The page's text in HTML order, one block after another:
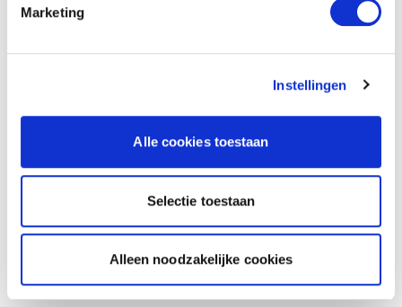
Marketing
Instellingen
Alle cookies toestaan
Selectie toestaan
Alleen noodzakelijke cookies